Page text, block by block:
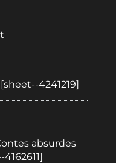
4241219]
absurdes